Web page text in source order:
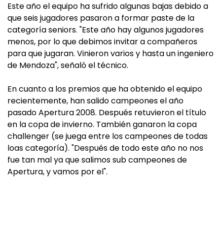
Este año el equipo ha sufrido algunas bajas debido a
que seis jugadores pasaron a formar paste de la
categoría seniors. "Este año hay algunos jugadores
menos, por lo que debimos invitar a compañeros
para que jugaran. Vinieron varios y hasta un ingeniero
de Mendoza", señaló el técnico.
En cuanto a los premios que ha obtenido el equipo
recientemente, han salido campeones el año
pasado Apertura 2008. Después retuvieron el título
en la copa de invierno. También ganaron la copa
challenger (se juega entre los campeones de todas
loas categoría). "Después de todo este año no nos
fue tan mal ya que salimos sub campeones de
Apertura, y vamos por el".